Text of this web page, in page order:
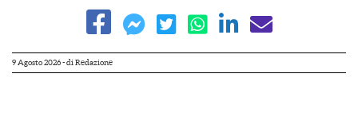
9 Agosto 2026- di Redazione